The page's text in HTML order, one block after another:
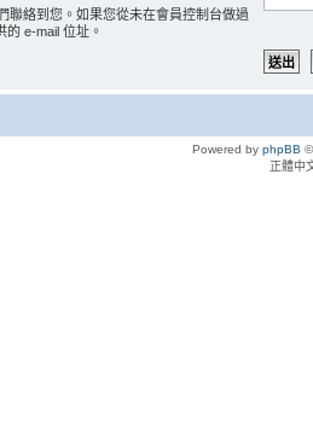
聯絡到您。如果您從未在會員控制台做過
e-mail 位址。
Powered by phpBB
正體中